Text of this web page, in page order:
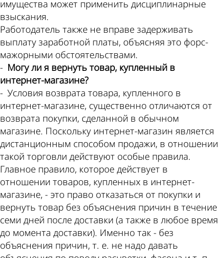
имущества может применить дисциплинарные
взыскания.
Работодатель также не вправе задерживать
выплату заработной платы, объясняя это форс-
мажорными обстоятельствами.
- Могу ли я вернуть товар, купленный в
интернет-магазине?
- Условия возврата товара, купленного в
интернет-магазине, существенно отличаются от
возврата покупки, сделанной в обычном
магазине. Поскольку интернет-магазин является
дистанционным способом продажи, в отношении
такой торговли действуют особые правила.
Главное правило, которое действует в
отношении товаров, купленных в интернет-
магазине, - это право отказаться от покупки и
вернуть товар без объяснения причин в течение
семи дней после доставки (а также в любое время
до момента доставки). Именно так - без
объяснения причин, т. е. не надо давать